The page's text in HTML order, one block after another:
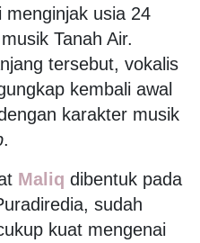
menginjak usia 24
Tanah Air.
tersebut, vokalis
kembali awal
karakter musik
.
Maliq dibentuk pada
sudah
kuat mengenai